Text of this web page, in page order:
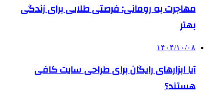
مهاجرت به رومانی: فرصتی طلایی برای زندگی
بهتر
۱۴۰۴/۱۰/۰۸
آیا ابزارهای رایگان برای طراحی سایت کافی
هستند؟